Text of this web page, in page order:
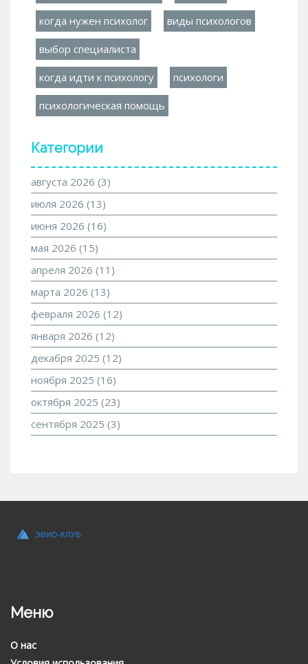
когда нужен психолог виды психологов
выбор специалиста
когда идти к психологу психологи
психологическая помощь
Категории
августа 2026 (3)
июля 2026 (13)
июня 2026 (16)
мая 2026 (15)
апреля 2026 (11)
марта 2026 (13)
февраля 2026 (12)
января 2026 (12)
декабря 2025 (12)
ноября 2025 (16)
октября 2025 (23)
сентября 2025 (3)
Меню
О нас